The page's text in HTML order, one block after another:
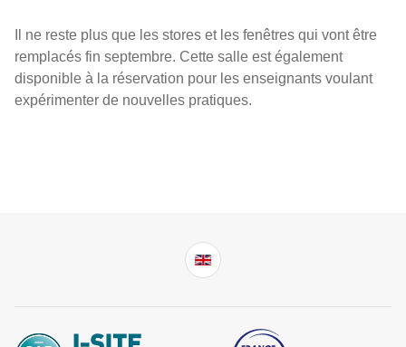
Il ne reste plus que les stores et les fenêtres qui vont être
remplacés fin septembre. Cette salle est également
disponible à la réservation pour les enseignants voulant
expérimenter de nouvelles pratiques.